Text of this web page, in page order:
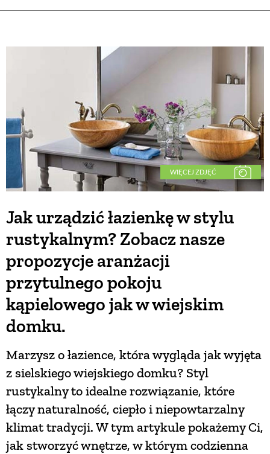
WIĘCEJ ZDJĘĆ
Jak urządzić łazienkę w stylu
rustykalnym? Zobacz nasze
propozycje aranżacji
przytulnego pokoju
kąpielowego jak w wiejskim
domku.
Marzysz o łazience, która wygląda jak wyjęta
z sielskiego wiejskiego domku? Styl
rustykalny to idealne rozwiązanie, które
łączy naturalność, ciepło i niepowtarzalny
klimat tradycji. W tym artykule pokażemy Ci,
jak stworzyć wnętrze, w którym codzienna